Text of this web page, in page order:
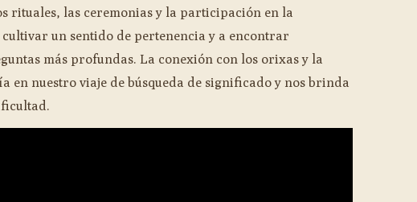
rituales, las ceremonias y la participación en la
un sentido de pertenencia y a encontrar
más profundas. La conexión con los orixas y la
en nuestro viaje de búsqueda de significado y nos brinda